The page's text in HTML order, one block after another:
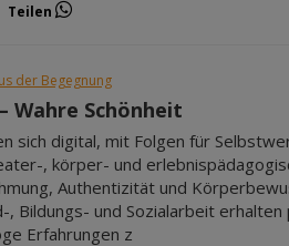
Teilen
der Begegnung
Wahre Schönheit
sich digital, mit Folgen für
, körper- und
Authentizität und
, Bildungs- und Sozialarbeit
Erfahrungen z